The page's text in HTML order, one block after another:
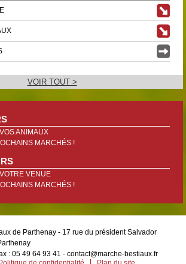
VOIR TOUT >
ANIMAUX
MARCHÉS !
VENUE
MARCHÉS !
de Parthenay - 17 rue du président Salvador
: 05 49 64 93 41 - contact@marche-bestiaux.fr